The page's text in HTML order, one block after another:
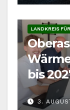
LANDKREIS
bis
3.